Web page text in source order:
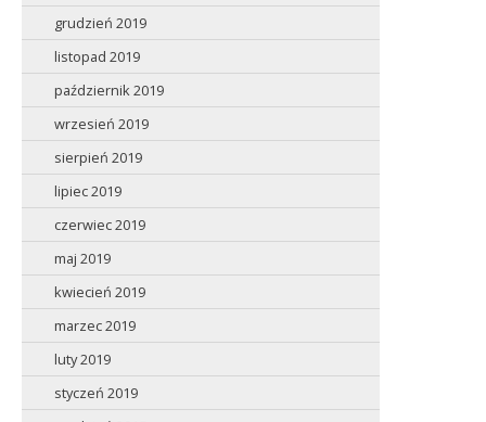
grudzień 2019
listopad 2019
październik 2019
wrzesień 2019
sierpień 2019
lipiec 2019
czerwiec 2019
maj 2019
kwiecień 2019
marzec 2019
luty 2019
styczeń 2019